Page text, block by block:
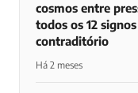
cosmos entre
todos os 12
contraditório
Há 2 meses